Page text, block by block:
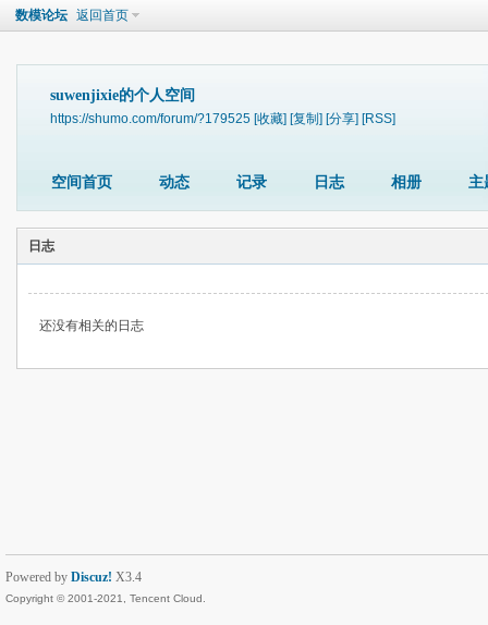
数模论坛 返回首页
suwenjixie的个人空间
https://shumo.com/forum/?179525 [收藏] [复制] [分享] [RSS]
空间首页 动态 记录 日志 相册 主
日志
还没有相关的日志
Powered by Discuz! X3.4
Copyright © 2001-2021, Tencent Cloud.